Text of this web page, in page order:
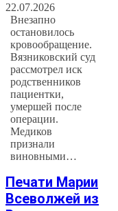
22.07.2026
Внезапно
остановилось
кровообращение.
Вязниковский суд
рассмотрел иск
родственников
пациентки,
умершей после
операции.
Медиков
признали
виновными…
Печати Марии
Всеволжей из